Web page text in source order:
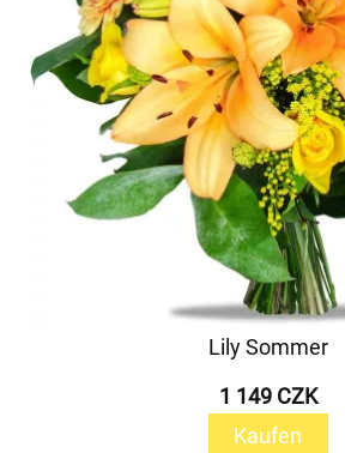
Lily Sommer
1 149 CZK
Kaufen